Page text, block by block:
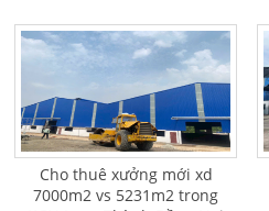
Cho thuê xưởng mới xd
7000m2 vs 5231m2 trong